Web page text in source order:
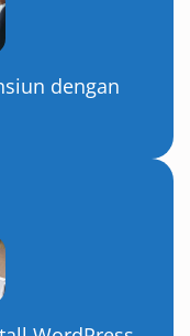
dengan